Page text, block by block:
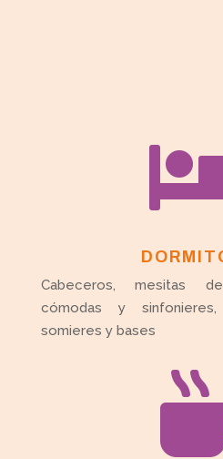
Cabeceros, mesitas
cómodas y
somieres y bases